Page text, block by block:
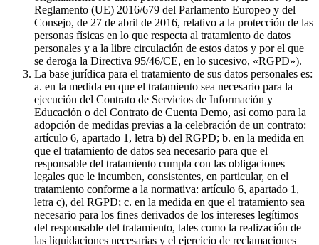
Reglamento (UE) 2016/679 del Parlamento Europeo y del
Consejo, de 27 de abril de 2016, relativo a la protección de las
personas físicas en lo que respecta al tratamiento de datos
personales y a la libre circulación de estos datos y por el que
se deroga la Directiva 95/46/CE, en lo sucesivo, «RGPD»).
La base jurídica para el tratamiento de sus datos personales es:
a. en la medida en que el tratamiento sea necesario para la
ejecución del Contrato de Servicios de Información y
Educación o del Contrato de Cuenta Demo, así como para la
adopción de medidas previas a la celebración de un contrato:
artículo 6, apartado 1, letra b) del RGPD; b. en la medida en
que el tratamiento de datos sea necesario para que el
responsable del tratamiento cumpla con las obligaciones
legales que le incumben, consistentes, en particular, en el
tratamiento conforme a la normativa: artículo 6, apartado 1,
letra c), del RGPD; c. en la medida en que el tratamiento sea
necesario para los fines derivados de los intereses legítimos
del responsable del tratamiento, tales como la realización de
las liquidaciones necesarias y el ejercicio de reclamaciones